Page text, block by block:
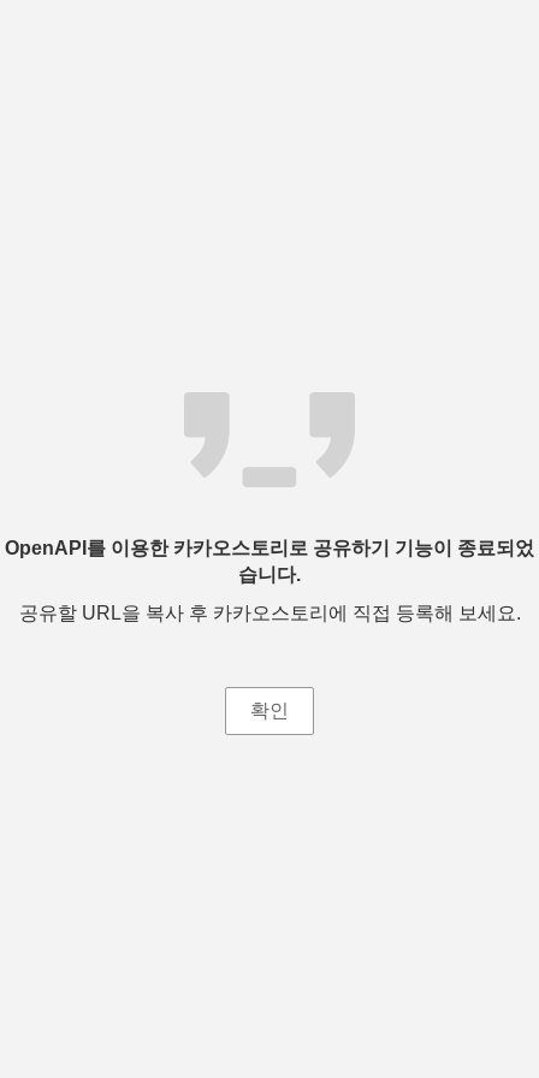
OpenAPI를 이용한 카카오스토리로 공유하기 기능이 종료되었
습니다.
공유할 URL을 복사 후 카카오스토리에 직접 등록해 보세요.
확인